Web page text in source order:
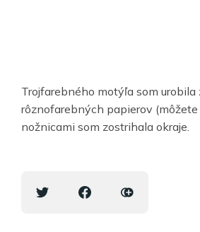
Trojfarebného motýľa som urobila
rôznofarebných papierov
nožnicami som zostrihala okraje.